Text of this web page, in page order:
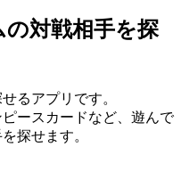
の対戦相手を探
るアプリです。
ースカードなど、遊んで
探せます。